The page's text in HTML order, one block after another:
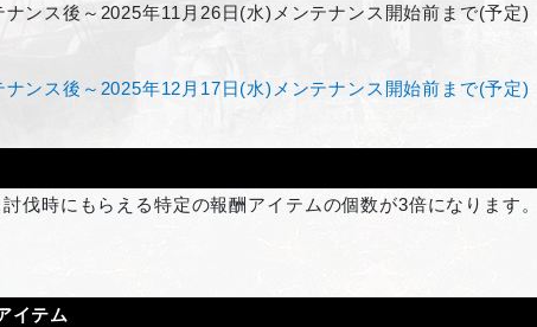
ンス後～2025年11月26日(水)メンテナンス開始前まで(予定)
ンス後～2025年12月17日(水)メンテナンス開始前まで(予定)
伐時にもらえる特定の報酬アイテムの個数が3倍になります
イテム